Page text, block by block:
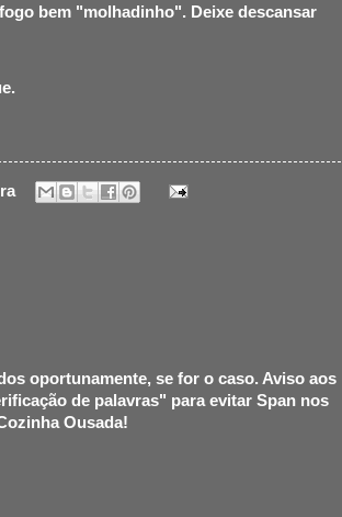
bem "molhadinho". Deixe descansar
oportunamente, se for o caso. Aviso aos
de palavras" para evitar Span nos
Ousada!